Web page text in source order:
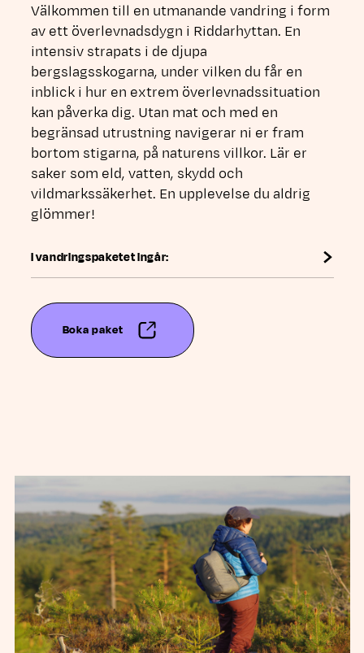
Välkommen till en utmanande vandring i form
av ett överlevnadsdygn i Riddarhyttan. En
intensiv strapats i de djupa
bergslagsskogarna, under vilken du får en
inblick i hur en extrem överlevnadssituation
kan påverka dig. Utan mat och med en
begränsad utrustning navigerar ni er fram
bortom stigarna, på naturens villkor. Lär er
saker som eld, vatten, skydd och
vildmarkssäkerhet. En upplevelse du aldrig
glömmer!
I vandringspaketet ingår:
Boka paket